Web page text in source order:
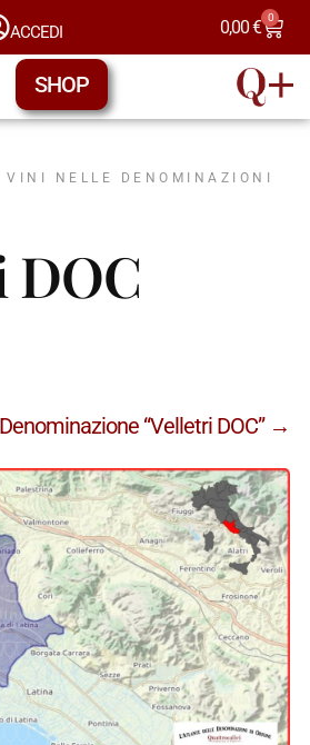
ACCEDI 0,00€ 0
SHOP
VINI NELLE DENOMINAZIONI
“Velletri DOC” →